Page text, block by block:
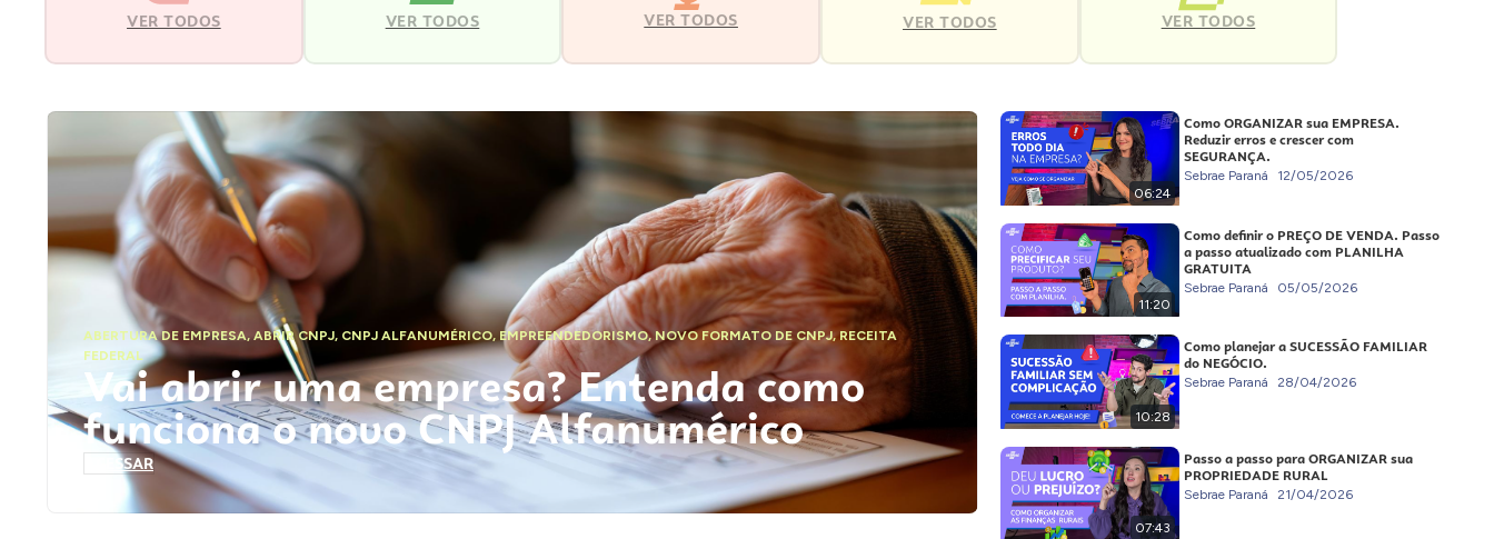
VER TODOS VER TODOS VER TODOS VER TODOS VER TODOS
ABERTURA DE EMPRESA,ABRIR CNPJ, CNPJ ALFANUMÉRICO, EMPREENDEDORISMO,NOVO FORMATO DE CNPJ,RECEITA
FEDERAL
Vai abrir uma empresa? Entenda como
funciona o novo CNPJ Alfanumérico
ACESSAR
06:24
Como ORGANIZAR sua EMPRESA.
Reduzir erros e crescer com
SEGURANÇA.
Sebrae Paraná 12/05/2026
11:20
Como definir o PREÇO DE VENDA. Passo
a passo atualizado com PLANILHA
GRATUITA
Sebrae Paraná 05/05/2026
10:28
Como planejar a SUCESSÃO FAMILIAR
do NEGÓCIO.
Sebrae Paraná 28/04/2026
07:43
Passo a passo para ORGANIZAR sua
PROPRIEDADE RURAL
Sebrae Paraná 21/04/2026